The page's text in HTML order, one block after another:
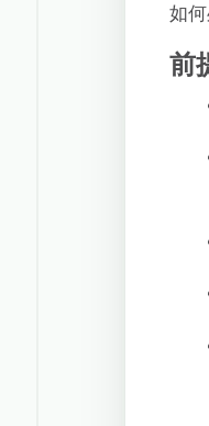
如
前